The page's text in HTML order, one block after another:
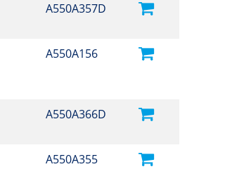
A550A357D
A550A156
A550A366D
A550A355